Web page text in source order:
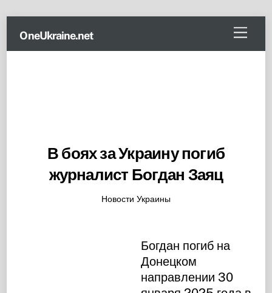
content
Menu
OneUkraine.net
В боях за Украину погиб
журналист Богдан Заяц
Новости Украины
Богдан погиб на
Донецком
направлении 30